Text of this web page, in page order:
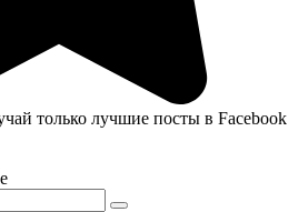
только лучшие посты в Facebook